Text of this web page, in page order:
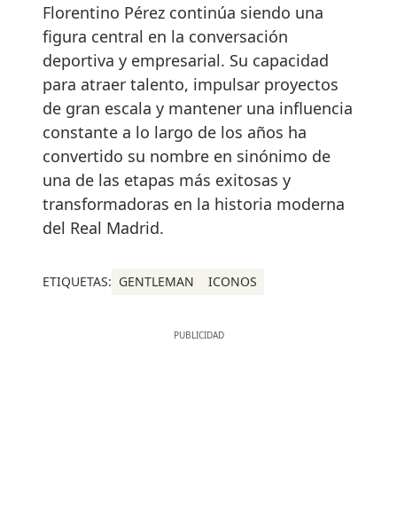
Florentino Pérez continúa siendo una
figura central en la conversación
deportiva y empresarial. Su capacidad
para atraer talento, impulsar proyectos
de gran escala y mantener una influencia
constante a lo largo de los años ha
convertido su nombre en sinónimo de
una de las etapas más exitosas y
transformadoras en la historia moderna
del Real Madrid.
ETIQUETAS: GENTLEMAN ICONOS